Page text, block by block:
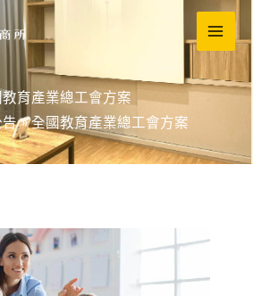
育產業總工會方案
全國教育產業總工會方案